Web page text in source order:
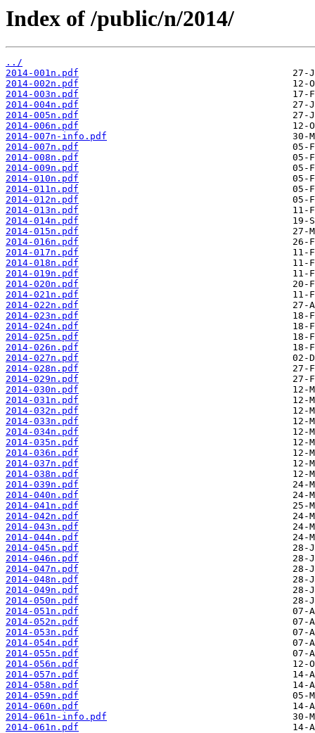
Index of /public/n/2014/
../
2014-001n.pdf
2014-002n.pdf
2014-003n.pdf
2014-004n.pdf
2014-005n.pdf
2014-006n.pdf
2014-007n-info.pdf
2014-007n.pdf
2014-008n.pdf
2014-009n.pdf
2014-010n.pdf
2014-011n.pdf
2014-012n.pdf
2014-013n.pdf
2014-014n.pdf
2014-015n.pdf
2014-016n.pdf
2014-017n.pdf
2014-018n.pdf
2014-019n.pdf
2014-020n.pdf
2014-021n.pdf
2014-022n.pdf
2014-023n.pdf
2014-024n.pdf
2014-025n.pdf
2014-026n.pdf
2014-027n.pdf
2014-028n.pdf
2014-029n.pdf
2014-030n.pdf
2014-031n.pdf
2014-032n.pdf
2014-033n.pdf
2014-034n.pdf
2014-035n.pdf
2014-036n.pdf
2014-037n.pdf
2014-038n.pdf
2014-039n.pdf
2014-040n.pdf
2014-041n.pdf
2014-042n.pdf
2014-043n.pdf
2014-044n.pdf
2014-045n.pdf
2014-046n.pdf
2014-047n.pdf
2014-048n.pdf
2014-049n.pdf
2014-050n.pdf
2014-051n.pdf
2014-052n.pdf
2014-053n.pdf
2014-054n.pdf
2014-055n.pdf
2014-056n.pdf
2014-057n.pdf
2014-058n.pdf
2014-059n.pdf
2014-060n.pdf
2014-061n-info.pdf
2014-061n.pdf